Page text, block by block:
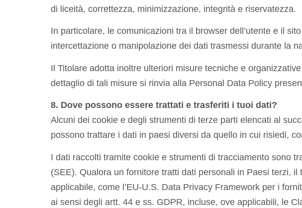
di liceità, correttezza, minimizzazione, integrità e riservatezza.
In particolare, le comunicazioni tra il browser dell’utente e il
intercettazione o manipolazione dei dati trasmessi durante la
Il Titolare adotta inoltre ulteriori misure tecniche e
dettaglio di tali misure si rinvia alla Personal Data Policy
8. Dove possono essere trattati e trasferiti i tuoi dati?
Alcuni dei cookie e degli strumenti di terze parti elencati al
possono trattare i dati in paesi diversi da quello in cui risiedi,
I dati raccolti tramite cookie e strumenti di tracciamento sono
(SEE). Qualora un fornitore tratti dati personali in Paesi terzi,
applicabile, come l’EU-U.S. Data Privacy Framework per i
ai sensi degli artt. 44 e ss. GDPR, incluse, ove applicabili, le